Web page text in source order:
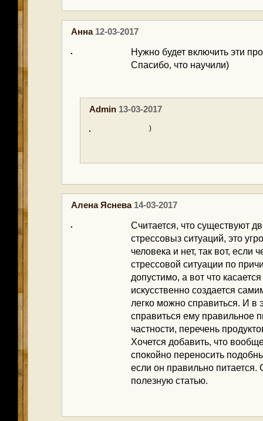
Анна12-03-2017
Нужно будет включить эти
Спасибо, что научили)
Admin 13-03-2017
)
Алена Яснева14-03-2017
Считается, что существуют
стрессовыз ситуаций, это
человека и нет, так вот, если
стрессовой ситуации по
допустимо, а вот что
искусственно создается
легко можно справиться. И в
справиться ему правильное
частности, перечень
Хочется добавить, что
спокойно переносить
если он правильно
полезную статью.